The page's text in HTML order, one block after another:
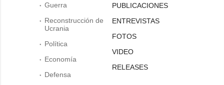
Guerra
Reconstrucción de
Ucrania
Política
Economía
Defensa
PUBLICACIONES
ENTREVISTAS
FOTOS
VIDEO
RELEASES